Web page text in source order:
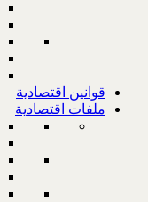
قوانين اقتصادية
ملفات اقتصادية